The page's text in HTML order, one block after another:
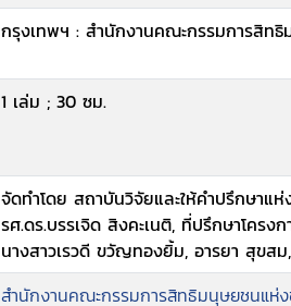
กรุงเทพฯ : สำนักงานคณะกรรมการสิทธิ
1 เล่ม ; 30 ซม.
จัดทำโดย สถาบันวิจัยและให้คำปรึกษาแ
รศ.ดร.บรรเจิด สิงคะเนติ, ที่ปรึกษาโคร
นางสาวเรวดี ขวัญทองยิ้ม, อารยา สุขส
สำนักงานคณะกรรมการสิทธิมนุษยชนแห่